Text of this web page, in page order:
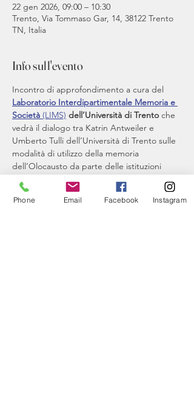
22 gen 2026, 09:00 – 10:30
Trento, Via Tommaso Gar, 14, 38122 Trento
TN, Italia
Info sull'evento
Incontro di approfondimento a cura del
Laboratorio Interdipartimentale Memoria e
Società (LIMS) dell’Università di Trento che
vedrà il dialogo tra Katrin Antweiler e
Umberto Tulli dell’Università di Trento sulle
modalità di utilizzo della memoria
dell’Olocausto da parte delle istituzioni
museali dei diritti umani e gli effetti di
come questo modo di “fare memoria” si
riflettano sulla percezione dell’oggi.
Phone Email Facebook Instagram